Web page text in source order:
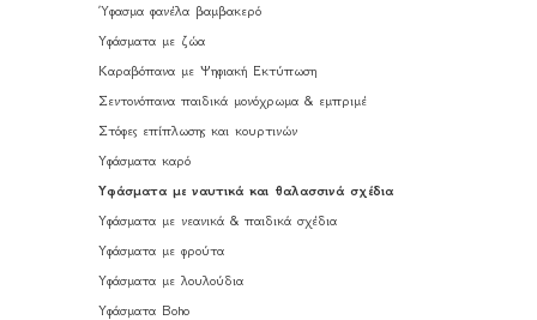
Ύφασμα φανέλα βαμβακερό
Υφάσματα με ζώα
Καραβόπανα με Ψηφιακή Εκτύπωση
Σεντονόπανα παιδικά μονόχρωμα & εμπριμέ
Στόφες επίπλωσης και κουρτινών
Υφάσματα καρό
Υφάσματα με ναυτικά και θαλασσινά σχέδια
Υφάσματα με νεανικά & παιδικά σχέδια
Υφάσματα με φρούτα
Υφάσματα με λουλούδια
Υφάσματα Boho